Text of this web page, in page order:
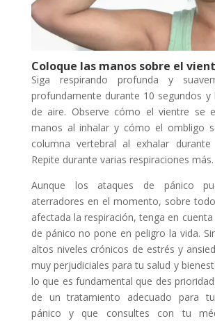
Coloque las manos sobre el
Siga respirando profunda y
profundamente durante 10 segundos y
de aire. Observe cómo el vientre se
manos al inhalar y cómo el ombligo
columna vertebral al exhalar durante
Repite durante varias respiraciones más.
Aunque los ataques de pánico
aterradores en el momento, sobre
afectada la respiración, tenga en
de pánico no pone en peligro la vida.
altos niveles crónicos de estrés y
muy perjudiciales para tu salud y
lo que es fundamental que des
de un tratamiento adecuado para
pánico y que consultes con tu